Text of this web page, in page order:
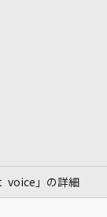
voice」の詳細